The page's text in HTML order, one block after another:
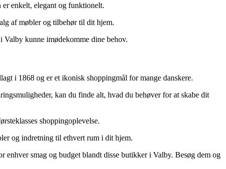
enkelt, elegant og funktionelt.
af møbler og tilbehør til dit hjem.
kunne imødekomme dine behov.
i 1868 og er et ikonisk shoppingmål for mange danskere.
kan du finde alt, hvad du behøver for at skabe dit
shoppingoplevelse.
og indretning til ethvert rum i dit hjem.
smag og budget blandt disse butikker i Valby. Besøg dem og